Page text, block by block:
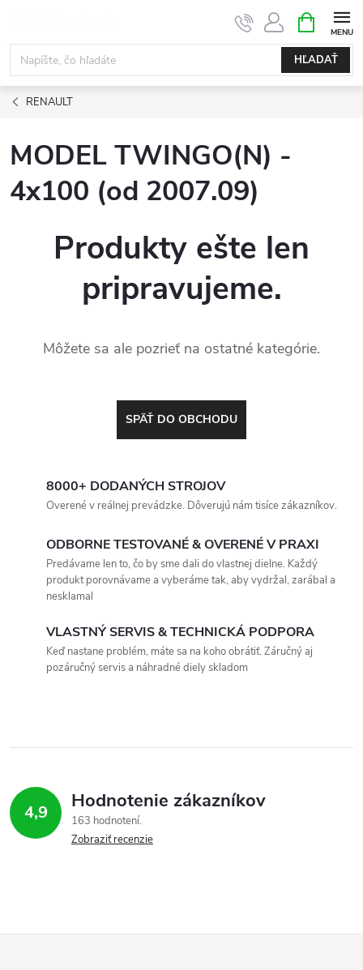
obsah
HĽADAŤ
KOŠÍK
RENAULT
MODEL TWINGO(N) -
4x100 (od 2007.09)
Produkty ešte len
pripravujeme.
Môžete sa ale pozrieť na ostatné kategórie.
SPÄŤ DO OBCHODU
8000+ DODANÝCH STROJOV
Overené v reálnej prevádzke. Dôverujú nám tisíce zákazníkov.
ODBORNE TESTOVANÉ & OVERENÉ V PRAXI
Predávame len to, čo by sme dali do vlastnej dielne. Každý
produkt porovnávame a vyberáme tak, aby vydržal, zarábal a
nesklamal
VLASTNÝ SERVIS & TECHNICKÁ PODPORA
Keď nastane problém, máte sa na koho obrátiť. Záručný aj
pozáručný servis a náhradné diely skladom
4,9 Hodnotenie zákazníkov
163 hodnotení
Zobraziť recenzie